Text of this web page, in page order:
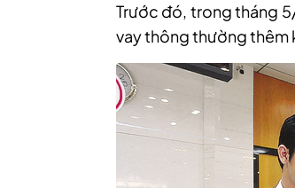
Trước đó, trong tháng
vay thông thường thêm